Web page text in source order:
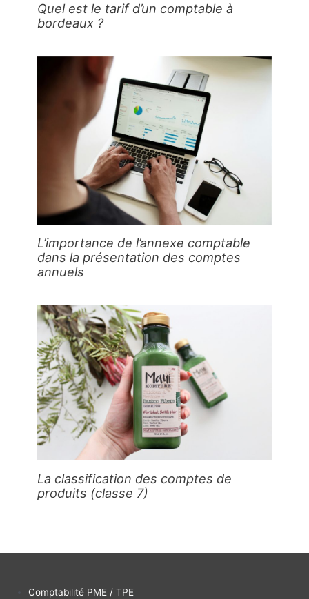
Quel est le tarif d’un comptable à
bordeaux ?
L’importance de l’annexe comptable
dans la présentation des comptes
annuels
La classification des comptes de
produits (classe 7)
Comptabilité PME / TPE